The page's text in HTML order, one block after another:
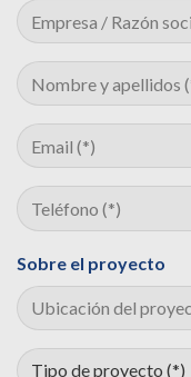
Sobre el proyecto